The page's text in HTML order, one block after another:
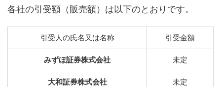
各社の引受額（販売額）は以下のとおりです。
引受人の氏名又は名称 引受金額
みずほ証券株式会社 未定
大和証券株式会社 未定